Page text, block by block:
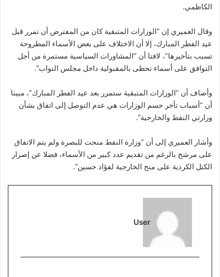
الكاظمي.
وقال العميري إن “الوزارات المتبقية كان من المفترض أن تمرر قبل
عيد الفطر المبارك، إلا أن الاختلاف على بعض الأسماء المطروحة
تسبب بتأخيرها”، لافتا أن “المشاورات السياسية مستمرة من أجل
التوافق على أسماء تحظى بالمقبولية داخل مجلس النواب”.
وأضاف أن “الوزارات المتبقية ستمرر بعد عيد الفطر المبارك”، مبينا
أن “أسباب تأخر حسم الوزارات هي عدم التوصل إلى اتفاق بشأن
وزارتي النفط والخارجية”.
وأشار العميري إلى أن “وزارة النفط منحت للبصرة ولم يتم الاتفاق
على مرشح بالرغم من تقديم عدد كبير من الأسماء، فضلا عن إصرار
الكتل الكردية على منح الخارجية لفؤاد حسين”.
User